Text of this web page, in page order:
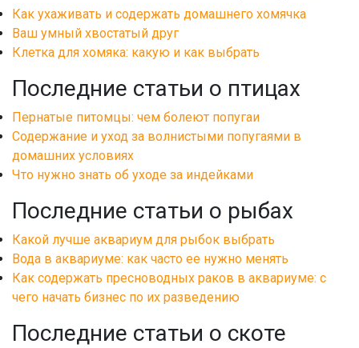
Как ухаживать и содержать домашнего хомячка
Ваш умный хвостатый друг
Клетка для хомяка: какую и как выбрать
Последние статьи о птицах
Пернатые питомцы: чем болеют попугаи
Содержание и уход за волнистыми попугаями в
домашних условиях
Что нужно знать об уходе за индейками
Последние статьи о рыбах
Какой лучше аквариум для рыбок выбрать
Вода в аквариуме: как часто ее нужно менять
Как содержать пресноводных раков в аквариуме: с
чего начать бизнес по их разведению
Последние статьи о скоте